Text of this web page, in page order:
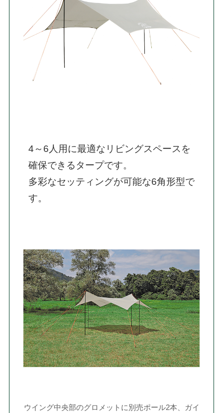
4～6人用に最適なリビングスペースを
確保できるタープです。
多彩なセッティングが可能な6角形型で
す。
ウイング中央部のグロメットに別売ポール2本、ガイ